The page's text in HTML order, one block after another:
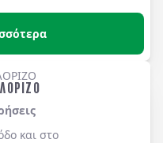
και στο